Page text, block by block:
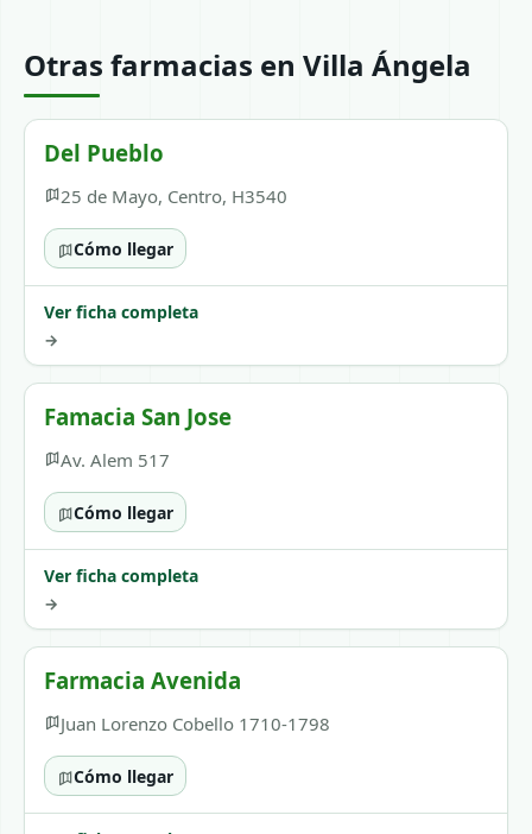
Otras farmacias en Villa Ángela
Del Pueblo
25 de Mayo, Centro, H3540
Cómo llegar
Ver ficha completa
→
Famacia San Jose
Av. Alem 517
Cómo llegar
Ver ficha completa
→
Farmacia Avenida
Juan Lorenzo Cobello 1710-1798
Cómo llegar